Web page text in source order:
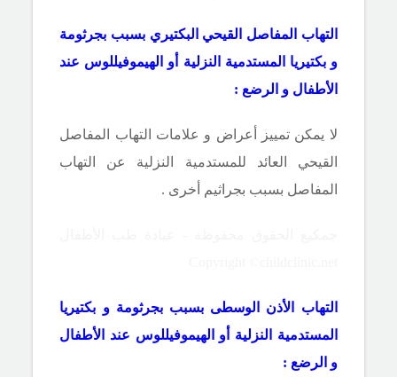
التهاب المفاصل القيحي البكتيري بسبب بجرثومة
و بكتيريا المستدمية النزلية أو الهيموفيللوس عند
الأطفال و الرضع :
لا يمكن تمييز أعراض و علامات التهاب المفاصل
القيحي العائد للمستدمية النزلية عن التهاب
المفاصل بسبب بجراثيم أخرى .
التهاب الأذن الوسطى بسبب بجرثومة و بكتيريا
المستدمية النزلية أو الهيموفيللوس عند الأطفال
و الرضع :